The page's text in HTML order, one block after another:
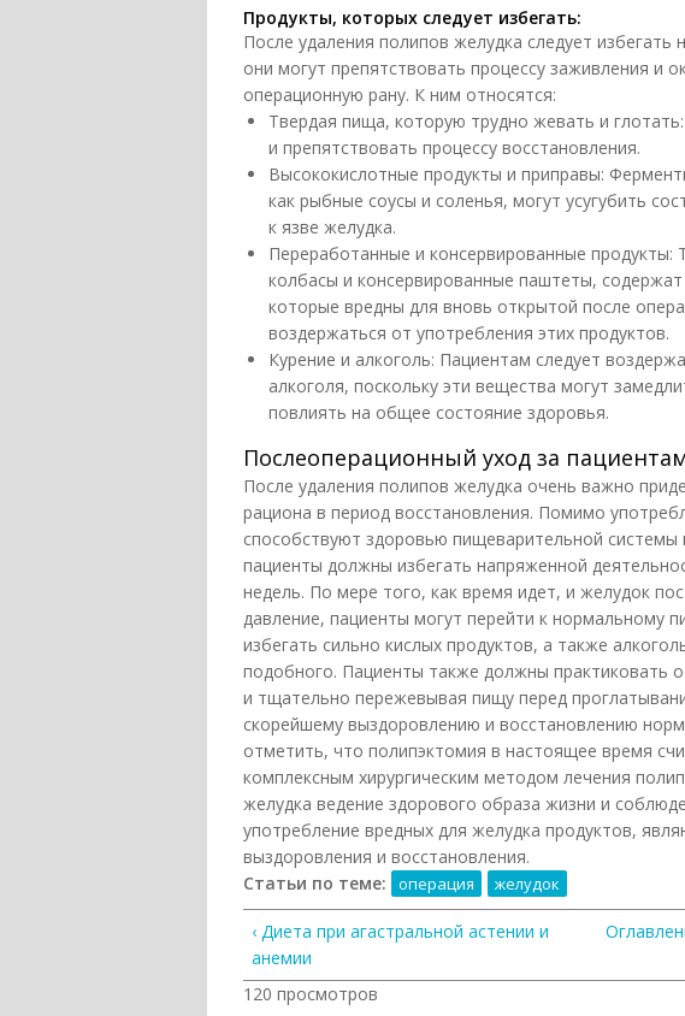
Продукты, которых следует избегать:
После удаления полипов желудка следует избегать
они могут препятствовать процессу заживления и
операционную рану. К ним относятся:
Твердая пища, которую трудно жевать и
и препятствовать процессу восстановления.
Высококислотные продукты и приправы:
как рыбные соусы и соленья, могут усугубить
к язве желудка.
Переработанные и консервированные продукты:
колбасы и консервированные паштеты,
которые вредны для вновь открытой после
воздержаться от употребления этих продуктов.
Курение и алкоголь: Пациентам следует
алкоголя, поскольку эти вещества могут
повлиять на общее состояние здоровья.
Послеоперационный уход за
После удаления полипов желудка очень важно
рациона в период восстановления. Помимо
способствуют здоровью пищеварительной системы
пациенты должны избегать напряженной
недель. По мере того, как время идет, и желудок
давление, пациенты могут перейти к нормальному
избегать сильно кислых продуктов, а также
подобного. Пациенты также должны практиковать
и тщательно пережевывая пищу перед
скорейшему выздоровлению и восстановлению
отметить, что полипэктомия в настоящее время
комплексным хирургическим методом лечения
желудка ведение здорового образа жизни и
употребление вредных для желудка продуктов,
выздоровления и восстановления.
Статьи по теме:
операция желудок
‹ Диета при агастральной астении и
анемии
120 просмотров